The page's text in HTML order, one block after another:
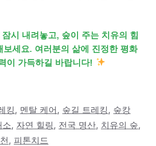
시 내려놓고, 숲이 주는 치유의 힘
보세요. 여러분의 삶에 진정한 평화
이 가득하길 바랍니다!
킹 , 멘탈 케어 , 숲길 트레킹 , 숲캉
소, 자연 힐링 , 전국 명산, 치유의 숲,
, 피톤치드